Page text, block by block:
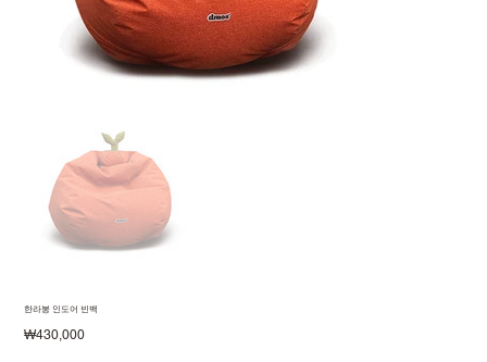
한라봉 인도어 빈백
価
₩430,000